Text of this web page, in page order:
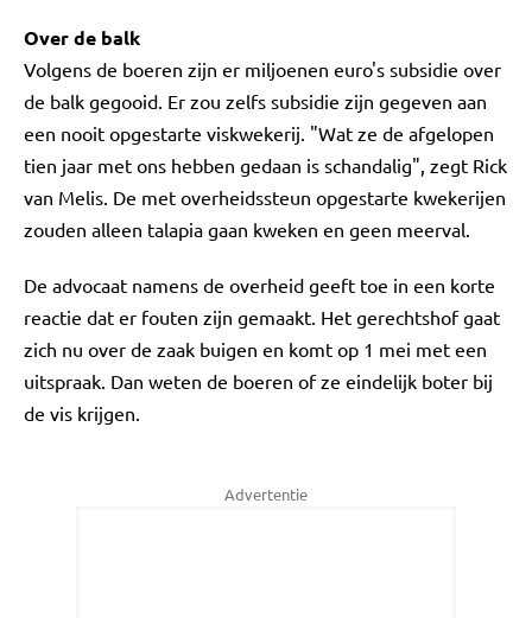
Over de balk
Volgens de boeren zijn er miljoenen euro's subsidie over
de balk gegooid. Er zou zelfs subsidie zijn gegeven aan
een nooit opgestarte viskwekerij. "Wat ze de afgelopen
tien jaar met ons hebben gedaan is schandalig", zegt Rick
van Melis. De met overheidssteun opgestarte kwekerijen
zouden alleen talapia gaan kweken en geen meerval.
De advocaat namens de overheid geeft toe in een korte
reactie dat er fouten zijn gemaakt. Het gerechtshof gaat
zich nu over de zaak buigen en komt op 1 mei met een
uitspraak. Dan weten de boeren of ze eindelijk boter bij
de vis krijgen.
Advertentie